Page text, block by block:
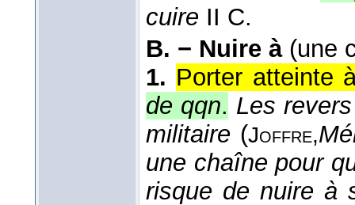
cuire II C.
B. − Nuire à(une
1. Porter atteinte
de qqn. Les
militaire (Joffre,
une chaîne pour
risque de nuire à